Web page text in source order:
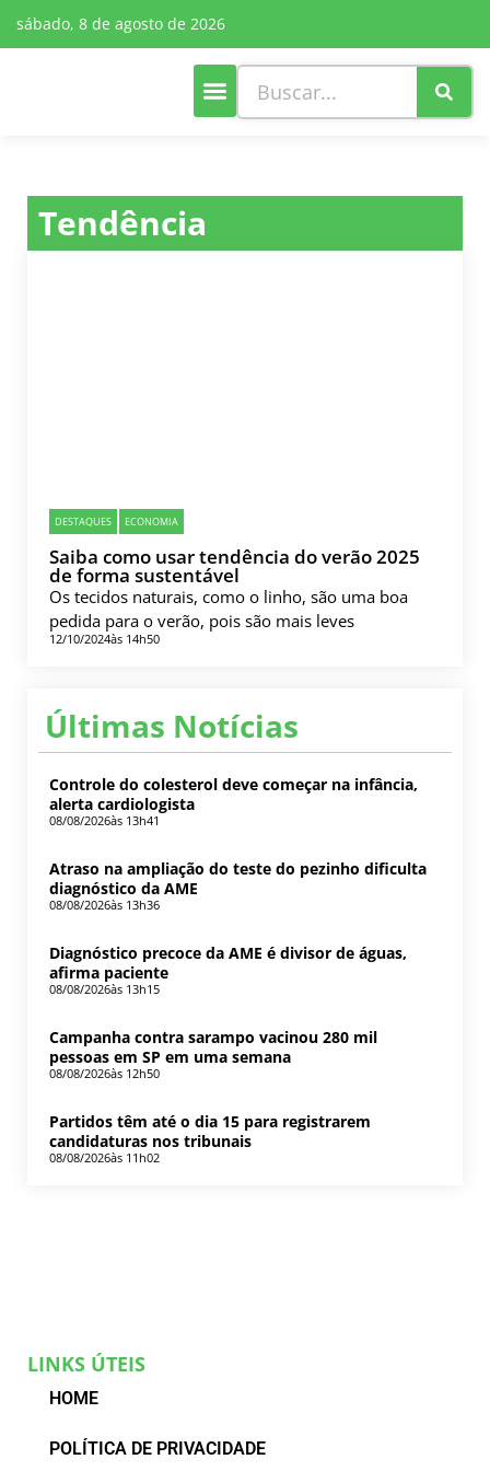
sábado, 8 de agosto de 2026
Tendência
DESTAQUES ECONOMIA
Saiba como usar tendência do verão 2025
de forma sustentável
Os tecidos naturais, como o linho, são uma boa
pedida para o verão, pois são mais leves
12/10/2024às 14h50
Últimas Notícias
Controle do colesterol deve começar na infância,
alerta cardiologista
08/08/2026às 13h41
Atraso na ampliação do teste do pezinho dificulta
diagnóstico da AME
08/08/2026às 13h36
Diagnóstico precoce da AME é divisor de águas,
afirma paciente
08/08/2026às 13h15
Campanha contra sarampo vacinou 280 mil
pessoas em SP em uma semana
08/08/2026às 12h50
Partidos têm até o dia 15 para registrarem
candidaturas nos tribunais
08/08/2026às 11h02
LINKS ÚTEIS
HOME
POLÍTICA DE PRIVACIDADE